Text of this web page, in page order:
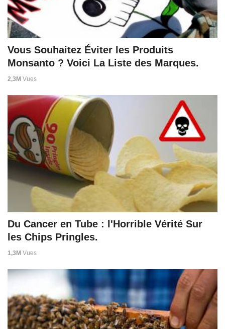
Vous Souhaitez Éviter les Produits
Monsanto ? Voici La Liste des Marques.
2,3M Vues
Du Cancer en Tube : l'Horrible Vérité Sur
les Chips Pringles.
1,3M Vues